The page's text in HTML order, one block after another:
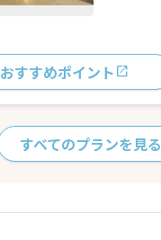
おすすめポイント
すべてのプランを見る